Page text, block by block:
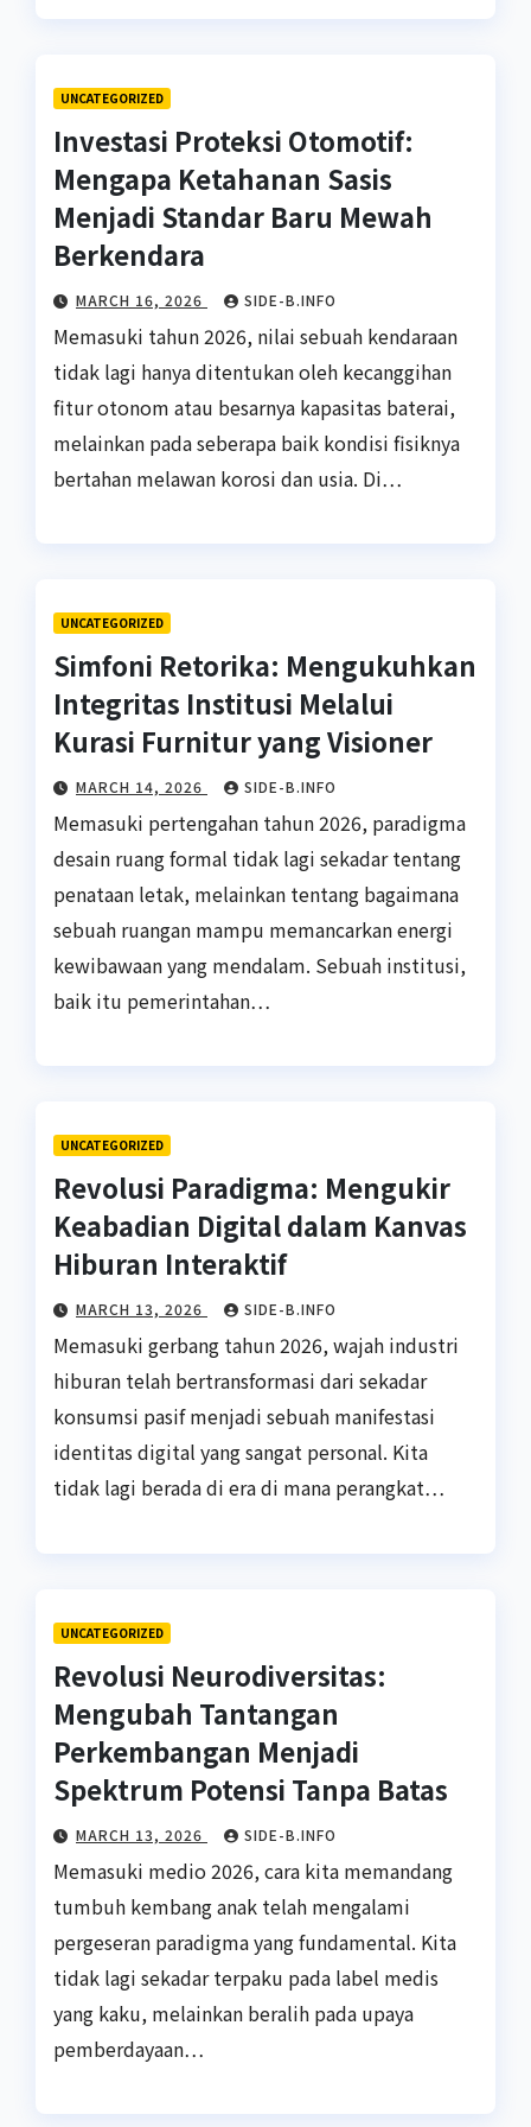
UNCATEGORIZED
Investasi Proteksi Otomotif:
Mengapa Ketahanan Sasis
Menjadi Standar Baru Mewah
Berkendara
MARCH 16, 2026 SIDE-B.INFO
Memasuki tahun 2026, nilai sebuah kendaraan
tidak lagi hanya ditentukan oleh kecanggihan
fitur otonom atau besarnya kapasitas baterai,
melainkan pada seberapa baik kondisi fisiknya
bertahan melawan korosi dan usia. Di…
UNCATEGORIZED
Simfoni Retorika: Mengukuhkan
Integritas Institusi Melalui
Kurasi Furnitur yang Visioner
MARCH 14, 2026 SIDE-B.INFO
Memasuki pertengahan tahun 2026, paradigma
desain ruang formal tidak lagi sekadar tentang
penataan letak, melainkan tentang bagaimana
sebuah ruangan mampu memancarkan energi
kewibawaan yang mendalam. Sebuah institusi,
baik itu pemerintahan…
UNCATEGORIZED
Revolusi Paradigma: Mengukir
Keabadian Digital dalam Kanvas
Hiburan Interaktif
MARCH 13, 2026 SIDE-B.INFO
Memasuki gerbang tahun 2026, wajah industri
hiburan telah bertransformasi dari sekadar
konsumsi pasif menjadi sebuah manifestasi
identitas digital yang sangat personal. Kita
tidak lagi berada di era di mana perangkat…
UNCATEGORIZED
Revolusi Neurodiversitas:
Mengubah Tantangan
Perkembangan Menjadi
Spektrum Potensi Tanpa Batas
MARCH 13, 2026 SIDE-B.INFO
Memasuki medio 2026, cara kita memandang
tumbuh kembang anak telah mengalami
pergeseran paradigma yang fundamental. Kita
tidak lagi sekadar terpaku pada label medis
yang kaku, melainkan beralih pada upaya
pemberdayaan…